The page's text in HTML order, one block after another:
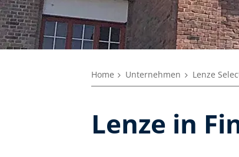
Home Unternehmen Lenze
Lenze in